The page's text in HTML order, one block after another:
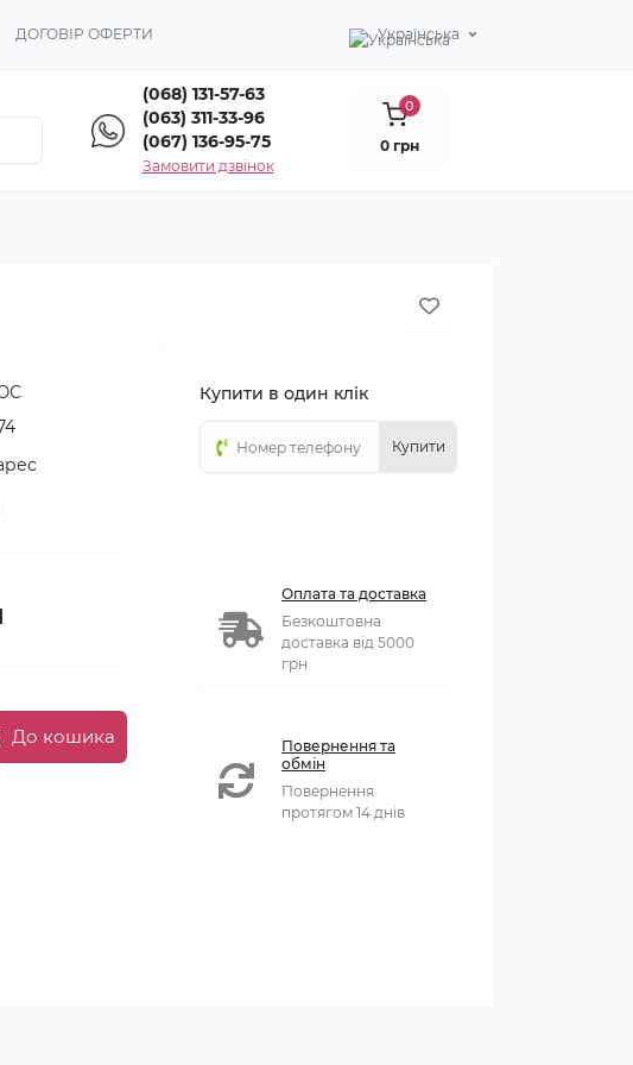
ДОГОВІР ОФЕРТИ Українська
(068) 131-57-63
(063) 311-33-96
(067) 136-95-75
Замовити дзвінок
0
0 грн
До кошика
Купити в один клік
Купити
Оплата та доставка
Безкоштовна
доставка від 5000
грн
Повернення та
обмін
Повернення
протягом 14 днів